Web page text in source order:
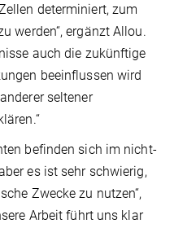
determiniert, zum
werden“, ergänzt Allou.
auch die zukünftige
beeinflussen wird
seltener
befinden sich im nicht-
es ist sehr schwierig,
Zwecke zu nutzen“,
Arbeit führt uns klar